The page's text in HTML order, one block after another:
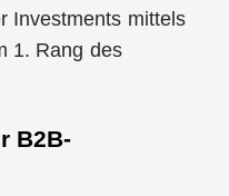
Investments mittels
1. Rang des
B2B-